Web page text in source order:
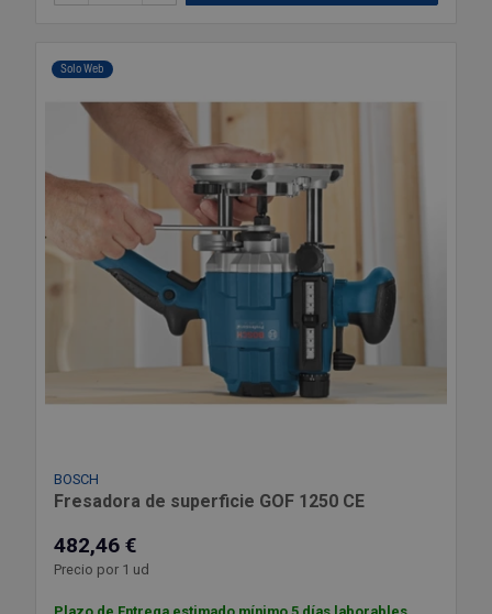
Solo Web
BOSCH
Fresadora de superficie GOF 1250 CE
482,46 €
Precio por 1 ud